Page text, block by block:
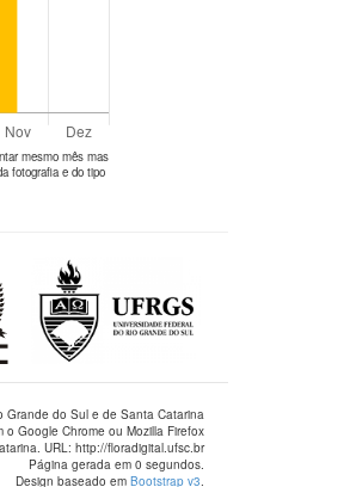
mesmo mês mas
fotografia e do tipo
Grande do Sul e de Santa Catarina
Google Chrome ou Mozilla Firefox
URL: http://floradigital.ufsc.br
Página gerada em 0 segundos.
Design baseado em Bootstrap v3.